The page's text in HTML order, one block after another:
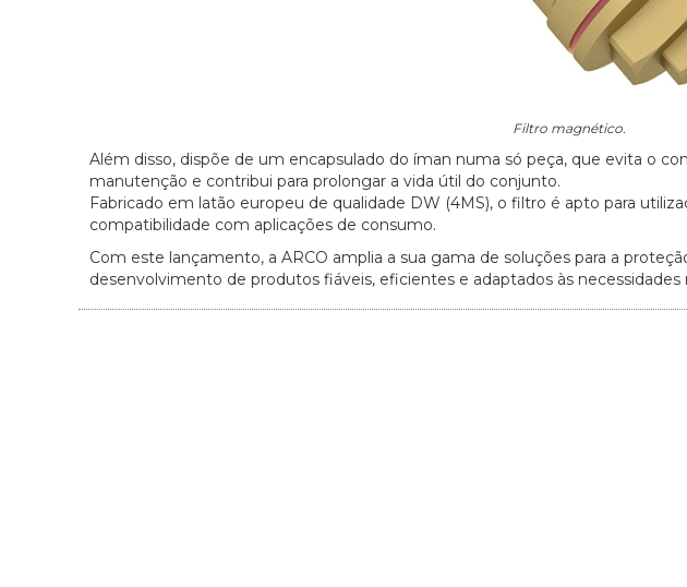
Filtro magnético.
Além disso, dispõe de um encapsulado do íman numa só peça, que evita o
manutenção e contribui para prolongar a vida útil do conjunto.
Fabricado em latão europeu de qualidade DW (4MS), o filtro é apto para
compatibilidade com aplicações de consumo.
Com este lançamento, a ARCO amplia a sua gama de soluções para a
desenvolvimento de produtos fiáveis, eficientes e adaptados às necessidades